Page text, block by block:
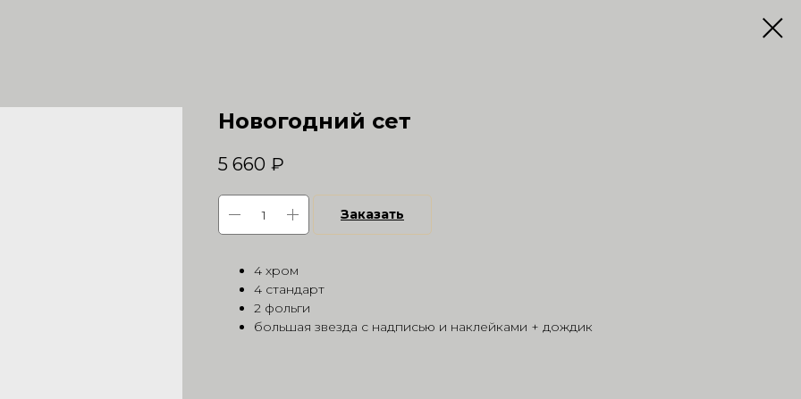
Новогодний сет
5 660 ₽
Заказать
4 хром
4 стандарт
2 фольги
большая звезда с надписью и наклейками + дождик